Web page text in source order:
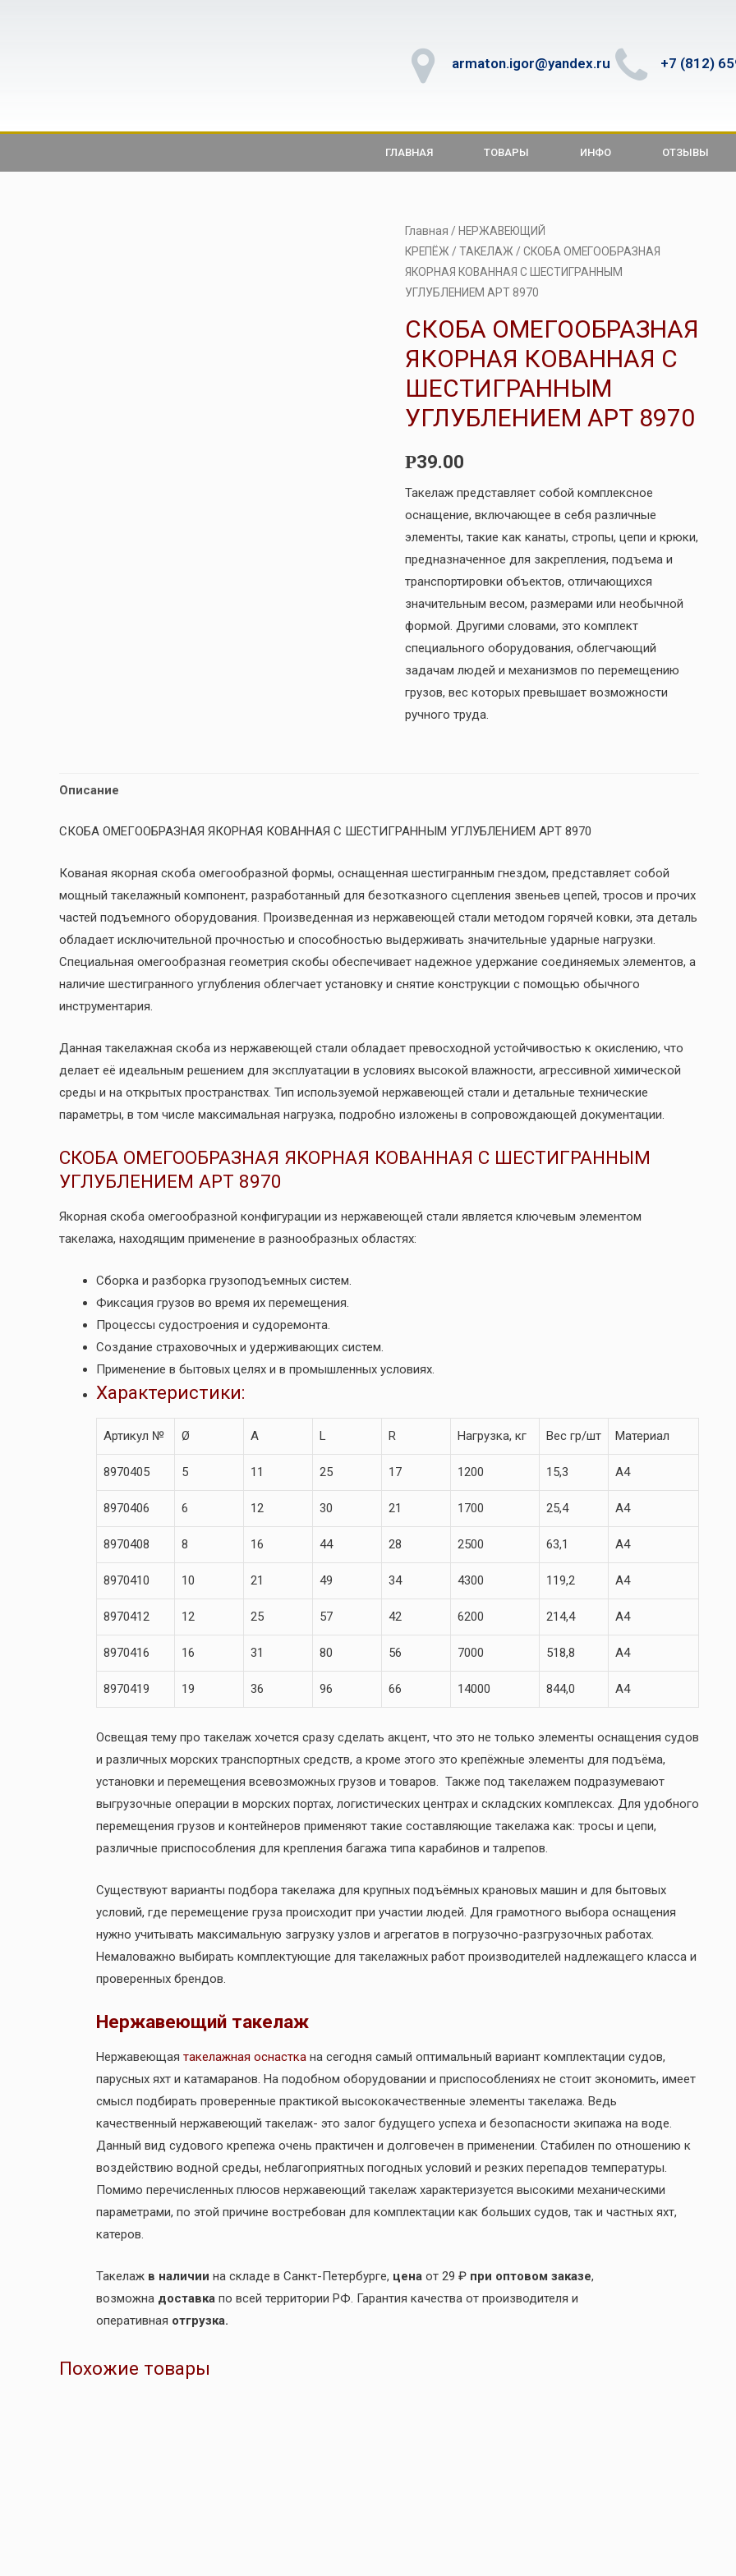
armaton.igor@yandex.ru +7 (812)
ГЛАВНАЯ ТОВАРЫ ИНФО ОТЗЫВЫ
Главная / НЕРЖАВЕЮЩИЙ
КРЕПЁЖ / ТАКЕЛАЖ / СКОБА ОМЕГООБРАЗНАЯ
ЯКОРНАЯ КОВАННАЯ С ШЕСТИГРАННЫМ
УГЛУБЛЕНИЕМ АРТ 8970
СКОБА ОМЕГООБРАЗНАЯ
ЯКОРНАЯ КОВАННАЯ С
ШЕСТИГРАННЫМ
УГЛУБЛЕНИЕМ АРТ 8970
Р39.00
Такелаж представляет собой комплексное
оснащение, включающее в себя различные
элементы, такие как канаты, стропы, цепи и крюки,
предназначенное для закрепления, подъема и
транспортировки объектов, отличающихся
значительным весом, размерами или необычной
формой. Другими словами, это комплект
специального оборудования, облегчающий
задачам людей и механизмов по перемещению
грузов, вес которых превышает возможности
ручного труда.
Описание
СКОБА ОМЕГООБРАЗНАЯ ЯКОРНАЯ КОВАННАЯ С ШЕСТИГРАННЫМ УГЛУБЛЕНИЕМ АРТ 8970
Кованая якорная скоба омегообразной формы, оснащенная шестигранным гнездом, представляет собой
мощный такелажный компонент, разработанный для безотказного сцепления звеньев цепей, тросов и прочих
частей подъемного оборудования. Произведенная из нержавеющей стали методом горячей ковки, эта деталь
обладает исключительной прочностью и способностью выдерживать значительные ударные нагрузки.
Специальная омегообразная геометрия скобы обеспечивает надежное удержание соединяемых элементов, а
наличие шестигранного углубления облегчает установку и снятие конструкции с помощью обычного
инструментария.
Данная такелажная скоба из нержавеющей стали обладает превосходной устойчивостью к окислению, что
делает её идеальным решением для эксплуатации в условиях высокой влажности, агрессивной химической
среды и на открытых пространствах. Тип используемой нержавеющей стали и детальные технические
параметры, в том числе максимальная нагрузка, подробно изложены в сопровождающей документации.
СКОБА ОМЕГООБРАЗНАЯ ЯКОРНАЯ КОВАННАЯ С ШЕСТИГРАННЫМ
УГЛУБЛЕНИЕМ АРТ 8970
Якорная скоба омегообразной конфигурации из нержавеющей стали является ключевым элементом
такелажа, находящим применение в разнообразных областях:
Сборка и разборка грузоподъемных систем.
Фиксация грузов во время их перемещения.
Процессы судостроения и судоремонта.
Создание страховочных и удерживающих систем.
Применение в бытовых целях и в промышленных условиях.
Характеристики:
Артикул № Ø A L R Нагрузка, кг Вес гр/шт Материал
8970405 5 11 25 17 1200 15,3 А4
8970406 6 12 30 21 1700 25,4 А4
8970408 8 16 44 28 2500 63,1 А4
8970410 10 21 49 34 4300 119,2 А4
8970412 12 25 57 42 6200 214,4 А4
8970416 16 31 80 56 7000 518,8 А4
8970419 19 36 96 66 14000 844,0 А4
Освещая тему про такелаж хочется сразу сделать акцент, что это не только элементы оснащения судов
и различных морских транспортных средств, а кроме этого это крепёжные элементы для подъёма,
установки и перемещения всевозможных грузов и товаров. Также под такелажем подразумевают
выгрузочные операции в морских портах, логистических центрах и складских комплексах. Для удобного
перемещения грузов и контейнеров применяют такие составляющие такелажа как: тросы и цепи,
различные приспособления для крепления багажа типа карабинов и талрепов.
Существуют варианты подбора такелажа для крупных подъёмных крановых машин и для бытовых
условий, где перемещение груза происходит при участии людей. Для грамотного выбора оснащения
нужно учитывать максимальную загрузку узлов и агрегатов в погрузочно-разгрузочных работах.
Немаловажно выбирать комплектующие для такелажных работ производителей надлежащего класса и
проверенных брендов.
Нержавеющий такелаж
Нержавеющая такелажная оснастка на сегодня самый оптимальный вариант комплектации судов,
парусных яхт и катамаранов. На подобном оборудовании и приспособлениях не стоит экономить, имеет
смысл подбирать проверенные практикой высококачественные элементы такелажа. Ведь
качественный нержавеющий такелаж- это залог будущего успеха и безопасности экипажа на воде.
Данный вид судового крепежа очень практичен и долговечен в применении. Стабилен по отношению к
воздействию водной среды, неблагоприятных погодных условий и резких перепадов температуры.
Помимо перечисленных плюсов нержавеющий такелаж характеризуется высокими механическими
параметрами, по этой причине востребован для комплектации как больших судов, так и частных яхт,
катеров.
Такелаж в наличии на складе в Санкт-Петербурге, цена от 29 ₽ при оптовом заказе,
возможна доставка по всей территории РФ. Гарантия качества от производителя и
оперативная отгрузка.
Похожие товары